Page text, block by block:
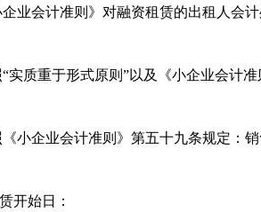
会计准则》对融资租赁的出租人会计
质重于形式原则”以及《小企业会计准
企业会计准则》第五十九条规定：销
始日：